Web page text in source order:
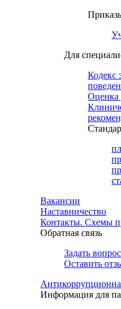
Для
Кодекс
Оценка
Вакансии
Наставничество
Контакты. Схемы
Обратная связь
Задать
Оставить
Информация для